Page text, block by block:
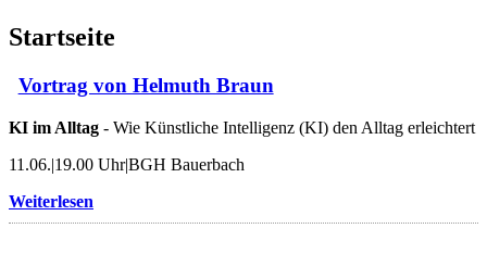
Startseite
Vortrag von Helmuth Braun
KI im Alltag - Wie Künstliche Intelligenz (KI) den Alltag erleichtert
11.06.|19.00 Uhr|BGH Bauerbach
Weiterlesen